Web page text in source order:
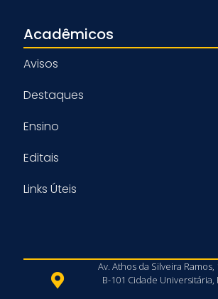
Acadêmicos
Avisos
Destaques
Ensino
Editais
Links Úteis
Av. Athos da Silveira Ramos,
B-101 Cidade Universitária,